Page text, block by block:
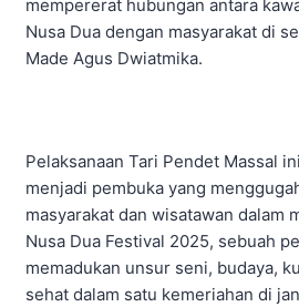
mempererat hubungan antara
Nusa Dua dengan masyarakat di
Made Agus Dwiatmika.
Pelaksanaan Tari Pendet Massal
menjadi pembuka yang
masyarakat dan wisatawan dalam
Nusa Dua Festival 2025, sebuah
memadukan unsur seni, budaya,
sehat dalam satu kemeriahan di